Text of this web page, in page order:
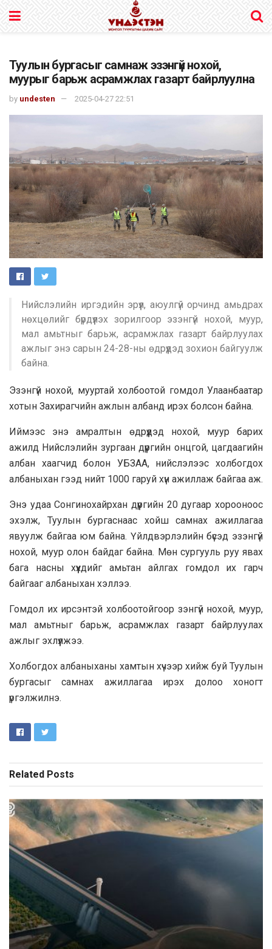
Туулын бургасыг самнаж эзэнгүй нохой,
муурыг барьж асрамжлах газарт байрлуулна
by undesten 2025-04-27 22:51
Нийслэлийн иргэдийн эрүүл, аюулгүй орчинд амьдрах
нөхцөлийг бүрдүүлэх зорилгоор эзэнгүй нохой, муур,
мал амьтныг барьж, асрамжлах газарт байрлуулах
ажлыг энэ сарын 24-28-ны өдрүүдэд зохион байгуулж
байна.
Эзэнгүй нохой, мууртай холбоотой гомдол Улаанбаатар
хотын Захирагчийн ажлын албанд ирэх болсон байна.
Иймээс энэ амралтын өдрүүдэд нохой, муур барих
ажилд Нийслэлийн зургаан дүүргийн онцгой, цагдаагийн
албан хаагчид болон УБЗАА, нийслэлээс холбогдох
албаныхан гээд нийт 1000 гаруй хүн ажиллаж байгаа аж.
Энэ удаа Сонгинохайрхан дүүргийн 20 дугаар хорооноос
эхэлж, Туулын бургаснаас хойш самнах ажиллагаа
явуулж байгаа юм байна. Үйлдвэрлэлийн бүсэд эзэнгүй
нохой, муур олон байдаг байна. Мөн сургууль руу явах
бага насны хүүхдийг амьтан айлгах гомдол их гарч
байгааг албаныхан хэллээ.
Гомдол их ирсэнтэй холбоотойгоор зэнгүй нохой, муур,
мал амьтныг барьж, асрамжлах газарт байрлуулах
ажлыг эхлүүлжээ.
Холбогдох албаныханы хамтын хүчээр хийж буй Туулын
бургасыг самнах ажиллагаа ирэх долоо хоногт
үргэлжилнэ.
Related Posts